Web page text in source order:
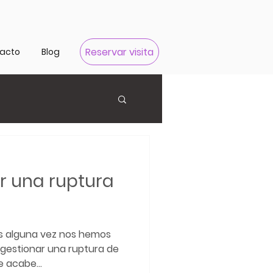
Blog Reservar visita
una ruptura
alguna vez nos hemos
una ruptura de
acabe...